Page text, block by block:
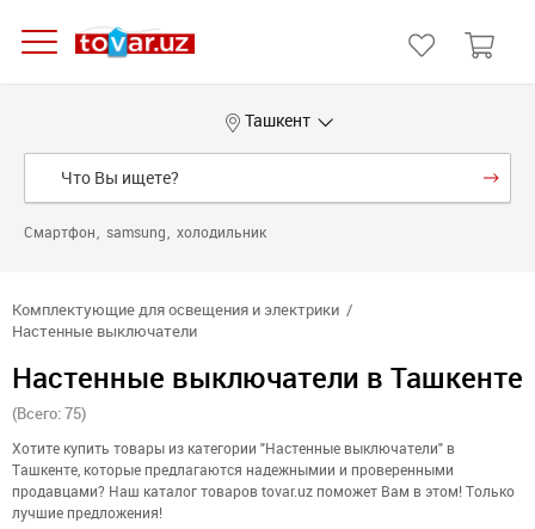
Ташкент
Смартфон samsung холодильник
Комплектующие для освещения и электрики
Настенные выключатели
Настенные выключатели в Ташкенте
(Всего: 75)
Хотите купить товары из категории "Настенные выключатели" в
Ташкенте, которые предлагаются надежнымии и проверенными
продавцами? Наш каталог товаров tovar.uz поможет Вам в этом! Только
лучшие предложения!